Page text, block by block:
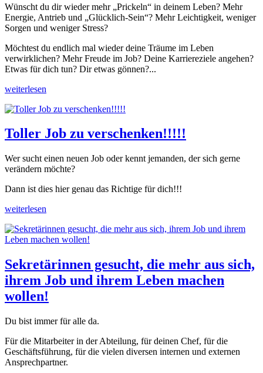
Wünscht du dir wieder mehr „Prickeln“ in deinem Leben? Mehr
Energie, Antrieb und „Glücklich-Sein“? Mehr Leichtigkeit, weniger
Sorgen und weniger Stress?
Möchtest du endlich mal wieder deine Träume im Leben
verwirklichen? Mehr Freude im Job? Deine Karriereziele angehen?
Etwas für dich tun? Dir etwas gönnen?...
weiterlesen
Toller Job zu verschenken!!!!!
Wer sucht einen neuen Job oder kennt jemanden, der sich gerne
verändern möchte?
Dann ist dies hier genau das Richtige für dich!!!
weiterlesen
Sekretärinnen gesucht, die mehr aus sich,
ihrem Job und ihrem Leben machen
wollen!
Du bist immer für alle da.
Für die Mitarbeiter in der Abteilung, für deinen Chef, für die
Geschäftsführung, für die vielen diversen internen und externen
Ansprechpartner.